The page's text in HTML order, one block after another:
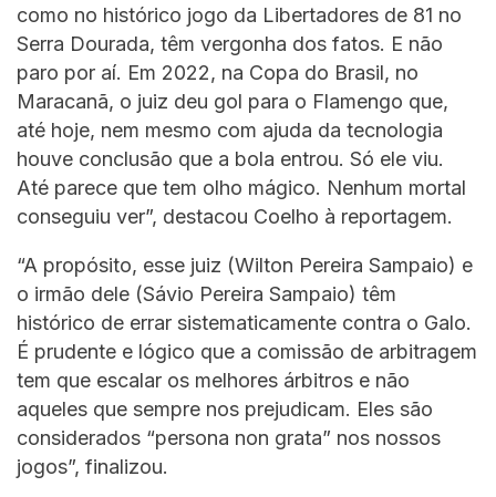
como no histórico jogo da Libertadores de 81 no
Serra Dourada, têm vergonha dos fatos. E não
paro por aí. Em 2022, na Copa do Brasil, no
Maracanã, o juiz deu gol para o Flamengo que,
até hoje, nem mesmo com ajuda da tecnologia
houve conclusão que a bola entrou. Só ele viu.
Até parece que tem olho mágico. Nenhum mortal
conseguiu ver”, destacou Coelho à reportagem.
“A propósito, esse juiz (Wilton Pereira Sampaio) e
o irmão dele (Sávio Pereira Sampaio) têm
histórico de errar sistematicamente contra o Galo.
É prudente e lógico que a comissão de arbitragem
tem que escalar os melhores árbitros e não
aqueles que sempre nos prejudicam. Eles são
considerados “persona non grata” nos nossos
jogos”, finalizou.